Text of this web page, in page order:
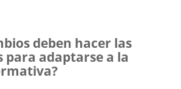
deben hacer las
para adaptarse a la